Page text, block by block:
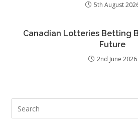
5th August
Canadian Lotteries Betting
Future
2nd June 2026